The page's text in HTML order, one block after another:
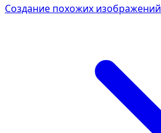
Создание похожих изображений